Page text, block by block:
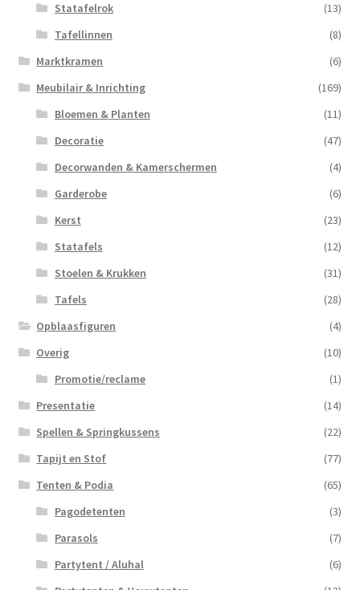
Statafelrok
(13)
Tafellinnen
(8)
Marktkramen
(6)
Meubilair & Inrichting
(169)
Bloemen & Planten
(11)
Decoratie
(47)
Decorwanden & Kamerschermen
(4)
Garderobe
(6)
Kerst
(23)
Statafels
(12)
Stoelen & Krukken
(31)
Tafels
(28)
Opblaasfiguren
(4)
Overig
(10)
Promotie/reclame
(1)
Presentatie
(14)
Spellen & Springkussens
(22)
Tapijt en Stof
(77)
Tenten & Podia
(65)
Pagodetenten
(3)
Parasols
(7)
Partytent / Aluhal
(6)